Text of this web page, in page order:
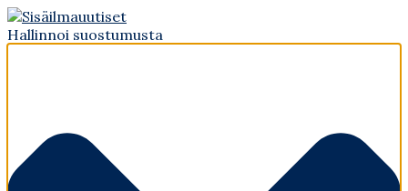
Hallinnoi suostumusta